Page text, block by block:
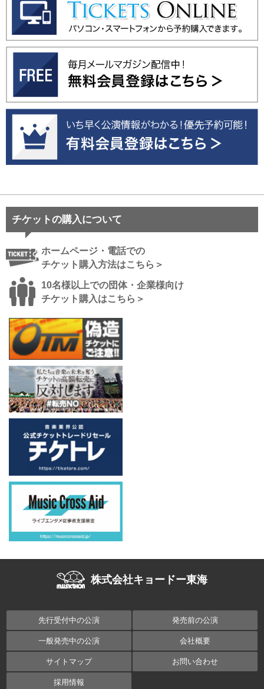
チケットの購入について
ホームページ・電話での
チケット購入方法はこちら＞
10名様以上での団体・企業様向け
チケット購入はこちら＞
株式会社キョードー東海
先行受付中の公演 発売前の公演
一般発売中の公演 会社概要
サイトマップ お問い合わせ
採用情報